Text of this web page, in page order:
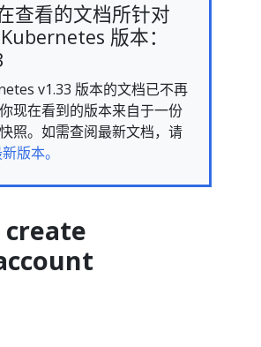
查看的文档所针对
版本：
v1.33 版本的文档已不再
现在看到的版本来自于一份
照。如需查阅最新文档，请
版本。